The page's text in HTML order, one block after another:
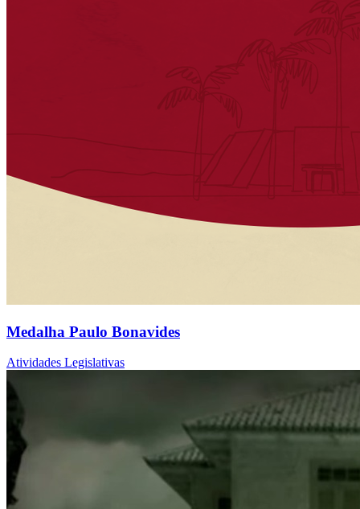
Medalha Paulo Bonavides
Atividades Legislativas